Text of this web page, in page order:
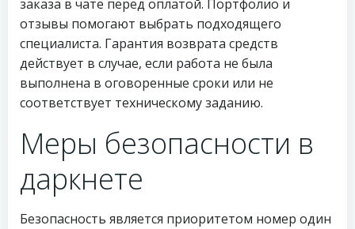
заказа в чате перед оплатой. Портфолио и
отзывы помогают выбрать подходящего
специалиста. Гарантия возврата средств
действует в случае, если работа не была
выполнена в оговоренные сроки или не
соответствует техническому заданию.
Меры безопасности в
даркнете
Безопасность является приоритетом номер один